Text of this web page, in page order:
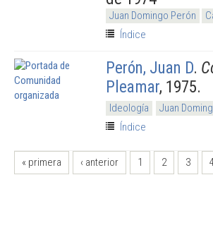
Juan Domingo Perón
Índice
Perón, Juan D.
Pleamar, 1975.
Ideología
Juan
Índice
PÁGINAS
« primera ‹ anterior 1 2 3